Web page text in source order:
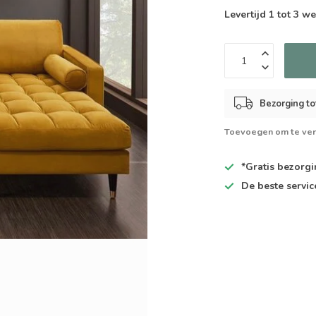
Levertijd 1 tot 3
Bezorging
Toevoegen om te
*Gratis
De beste